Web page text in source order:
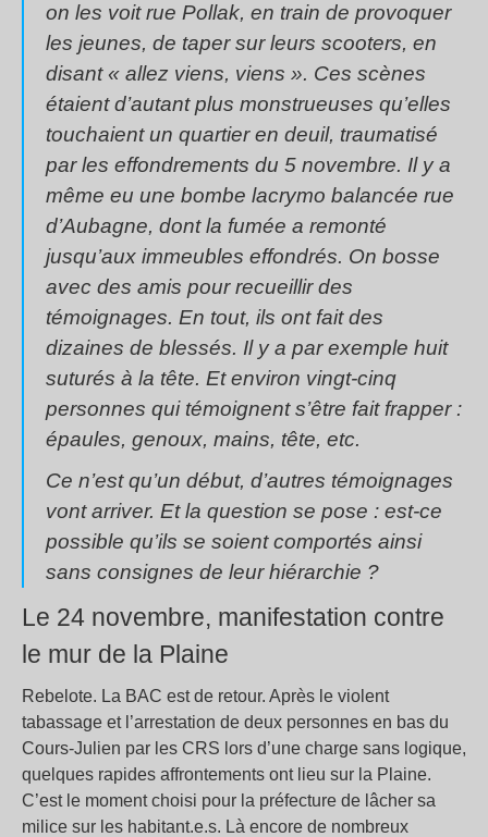
on les voit rue Pollak, en train de provoquer
les jeunes, de taper sur leurs scooters, en
disant « allez viens, viens ». Ces scènes
étaient d’autant plus monstrueuses qu’elles
touchaient un quartier en deuil, traumatisé
par les effondrements du 5 novembre. Il y a
même eu une bombe lacrymo balancée rue
d’Aubagne, dont la fumée a remonté
jusqu’aux immeubles effondrés. On bosse
avec des amis pour recueillir des
témoignages. En tout, ils ont fait des
dizaines de blessés. Il y a par exemple huit
suturés à la tête. Et environ vingt-cinq
personnes qui témoignent s’être fait frapper :
épaules, genoux, mains, tête, etc.
Ce n’est qu’un début, d’autres témoignages
vont arriver. Et la question se pose : est-ce
possible qu’ils se soient comportés ainsi
sans consignes de leur hiérarchie ?
Le 24 novembre, manifestation contre
le mur de la Plaine
Rebelote. La BAC est de retour. Après le violent
tabassage et l’arrestation de deux personnes en bas du
Cours-Julien par les CRS lors d’une charge sans logique,
quelques rapides affrontements ont lieu sur la Plaine.
C’est le moment choisi pour la préfecture de lâcher sa
milice sur les habitant.e.s. Là encore de nombreux